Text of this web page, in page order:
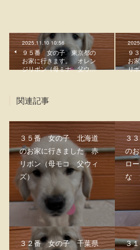
2025.11.10 10:56
９５番 女の子 東京都の
お家に行きます。 オレン
ジリボン（母ミナ 父ウ…
９
お
リ
関連記事
３５番 女の子 北海道
のお家に行きました 赤
リボン（母モコ 父ウィ
ズ）
３
の
ロ
な
３２番 女の子 千葉県
３